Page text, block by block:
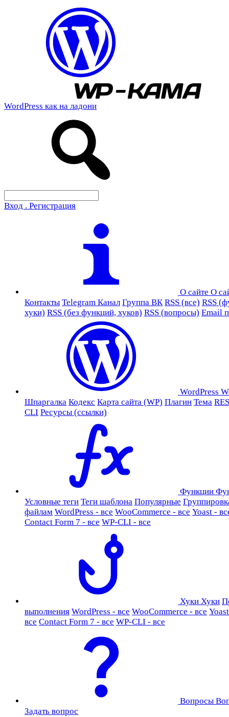
WordPress как на ладони
Вход . Регистрация
О сайте О
Контакты Telegram Канал Группа ВК RSS (все) RSS
хуки) RSS (без функций, хуков) RSS (вопросы) Email
WordPress
Шпаргалка Кодекс Карта сайта (WP) Плагин Тема
CLI Ресурсы (ссылки)
Функции
Условные теги Теги шаблона Популярные
файлам WordPress - все WooCommerce - все Yoast -
Contact Form 7 - все WP-CLI - все
Хуки Хуки
выполнения WordPress - все WooCommerce - все
все Contact Form 7 - все WP-CLI - все
Вопросы
Задать вопрос